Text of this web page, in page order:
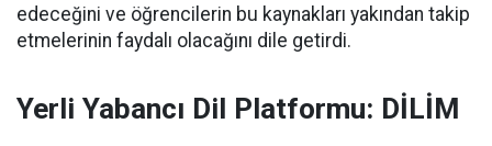
edeceğini ve öğrencilerin bu kaynakları yakından takip
etmelerinin faydalı olacağını dile getirdi.
Yerli Yabancı Dil Platformu: DİLİM